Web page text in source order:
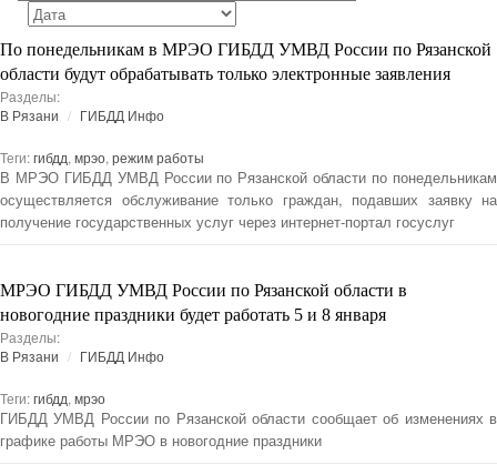
По понедельникам в МРЭО ГИБДД УМВД России по Рязанской
области будут обрабатывать только электронные заявления
Разделы:
В Рязани
ГИБДД Инфо
Теги:гибдд, мрэо, режим работы
В МРЭО ГИБДД УМВД России по Рязанской области по понедельникам
осуществляется обслуживание только граждан, подавших заявку на
получение государственных услуг через интернет-портал госуслуг
МРЭО ГИБДД УМВД России по Рязанской области в
новогодние праздники будет работать 5 и 8 января
Разделы:
В Рязани
ГИБДД Инфо
Теги:гибдд, мрэо
ГИБДД УМВД России по Рязанской области сообщает об изменениях в
графике работы МРЭО в новогодние праздники